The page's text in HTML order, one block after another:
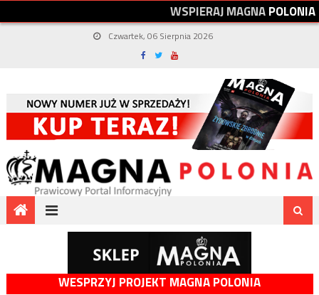
WSPIERAJMAGNAPOLONIA
Czwartek, 06 Sierpnia 2026
WESPRZYJ PROJEKT MAGNA POLONIA